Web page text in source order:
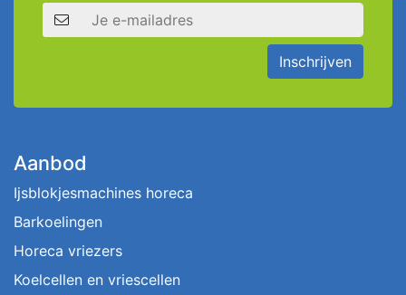
E-mailadres
Inschrijven
Aanbod
Ijsblokjesmachines horeca
Barkoelingen
Horeca vriezers
Koelcellen en vriescellen